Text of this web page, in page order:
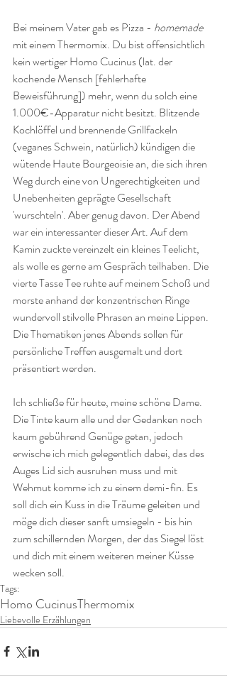
Bei meinem Vater gab es Pizza - homemade
mit einem Thermomix. Du bist offensichtlich
kein wertiger Homo Cucinus (lat. der
kochende Mensch [fehlerhafte
Beweisführung]) mehr, wenn du solch eine
1.000€-Apparatur nicht besitzt. Blitzende
Kochlöffel und brennende Grillfackeln
(veganes Schwein, natürlich) kündigen die
wütende Haute Bourgeoisie an, die sich ihren
Weg durch eine von Ungerechtigkeiten und
Unebenheiten geprägte Gesellschaft
'wurschteln'. Aber genug davon. Der Abend
war ein interessanter dieser Art. Auf dem
Kamin zuckte vereinzelt ein kleines Teelicht,
als wolle es gerne am Gespräch teilhaben. Die
vierte Tasse Tee ruhte auf meinem Schoß und
morste anhand der konzentrischen Ringe
wundervoll stilvolle Phrasen an meine Lippen.
Die Thematiken jenes Abends sollen für
persönliche Treffen ausgemalt und dort
präsentiert werden.
Ich schließe für heute, meine schöne Dame.
Die Tinte kaum alle und der Gedanken noch
kaum gebührend Genüge getan, jedoch
erwische ich mich gelegentlich dabei, das des
Auges Lid sich ausruhen muss und mit
Wehmut komme ich zu einem demi-fin. Es
soll dich ein Kuss in die Träume geleiten und
möge dich dieser sanft umsiegeln - bis hin
zum schillernden Morgen, der das Siegel löst
und dich mit einem weiteren meiner Küsse
wecken soll.
Tags:
Homo CucinusThermomix
Liebevolle Erzählungen